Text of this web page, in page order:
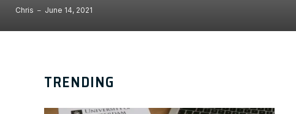
Chris June 14, 2021
TRENDING